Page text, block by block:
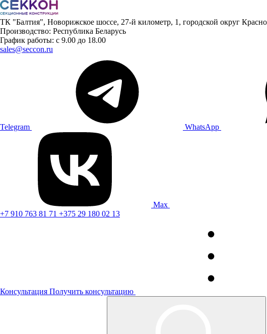
ТК "Балтия", Новорижское шоссе, 27-й километр, 1, городской округ
Производство: Республика Беларусь
График работы: с 9.00 до 18.00
sales@seccon.ru
Telegram WhatsApp
Max
+7 910 763 81 71 +375 29 180 02 13
Консультация Получить консультацию